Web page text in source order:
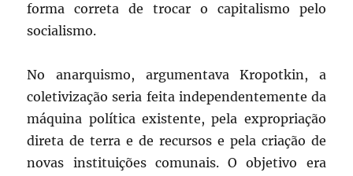
forma correta de trocar o capitalismo pelo
socialismo.
No anarquismo, argumentava Kropotkin, a
coletivização seria feita independentemente da
máquina política existente, pela expropriação
direta de terra e de recursos e pela criação de
novas instituições comunais. O objetivo era